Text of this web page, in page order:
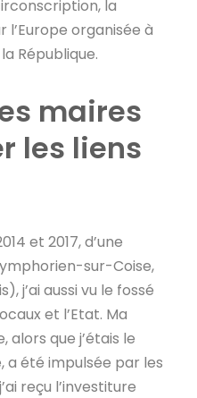
la
organisée à
République.
maires
les liens
et 2017, d’une
sur-Coise,
j’ai aussi vu le fossé
et l’Etat. Ma
que j’étais le
a été impulsée par les
reçu l’investiture